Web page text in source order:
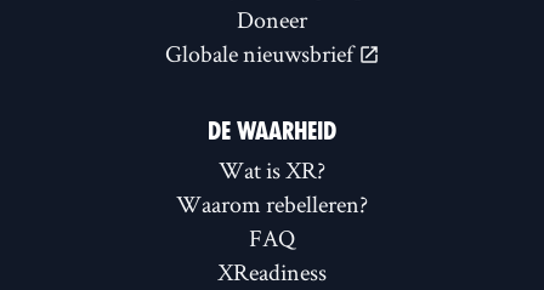
Doneer
Globale nieuwsbrief
DE WAARHEID
Wat is XR?
Waarom rebelleren?
FAQ
XReadiness